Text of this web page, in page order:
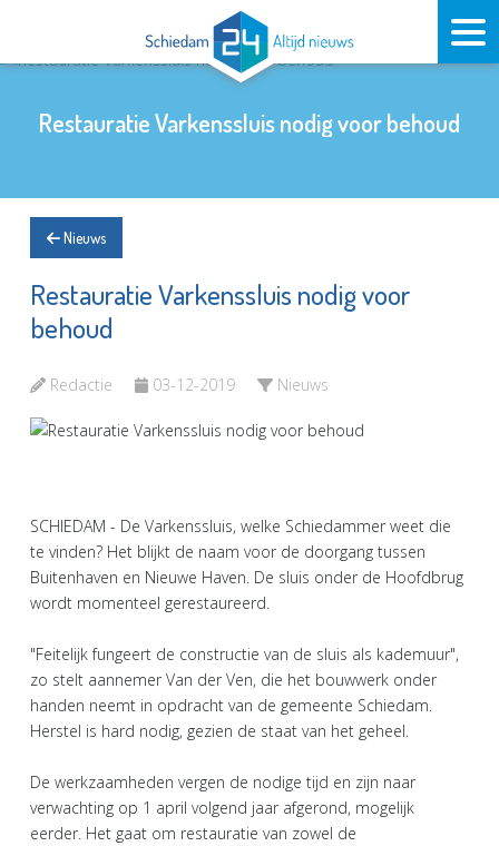
Restauratie Varkenssluis nodig voor behoud
Nieuws
Restauratie Varkenssluis nodig voor
behoud
Redactie 03-12-2019 Nieuws
SCHIEDAM - De Varkenssluis, welke Schiedammer weet die
te vinden? Het blijkt de naam voor de doorgang tussen
Buitenhaven en Nieuwe Haven. De sluis onder de Hoofdbrug
wordt momenteel gerestaureerd.
"Feitelijk fungeert de constructie van de sluis als kademuur",
zo stelt aannemer Van der Ven, die het bouwwerk onder
handen neemt in opdracht van de gemeente Schiedam.
Herstel is hard nodig, gezien de staat van het geheel.
De werkzaamheden vergen de nodige tijd en zijn naar
verwachting op 1 april volgend jaar afgerond, mogelijk
eerder. Het gaat om restauratie van zowel de